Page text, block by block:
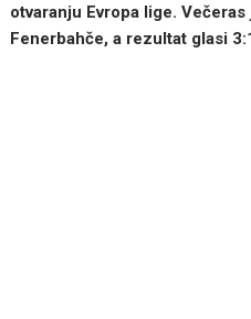
otvaranju Evropa lige. Večeras
Fenerbahče, a rezultat glasi